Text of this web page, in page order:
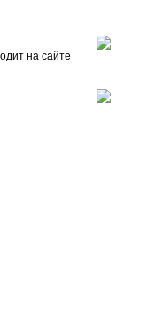
на сайте